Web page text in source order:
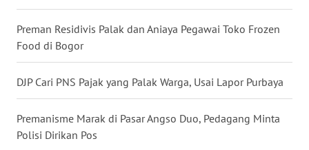
Preman Residivis Palak dan Aniaya Pegawai Toko Frozen
Food di Bogor
DJP Cari PNS Pajak yang Palak Warga, Usai Lapor Purbaya
Premanisme Marak di Pasar Angso Duo, Pedagang Minta
Polisi Dirikan Pos
WN
LAMPUNG
WN
WN
NUSANTARA